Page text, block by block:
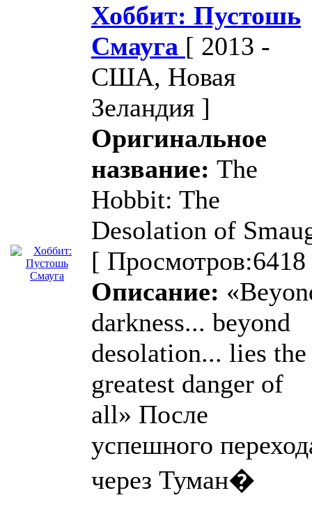
Хоббит: Пустошь
Смауга [ 2013 -
США, Новая
Зеландия ]
Оригинальное
название: The
Hobbit: The
Desolation of
[
Описание:
darkness... beyond
desolation... lies the
greatest danger of
all» После
успешного
через Туман�